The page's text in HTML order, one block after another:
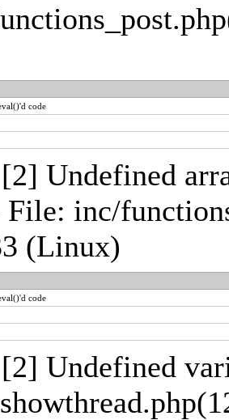
code
[2] Undefined
inc/
(Linux)
code
[2] Undefined